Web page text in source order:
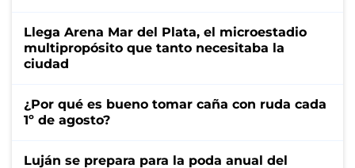
Llega Arena Mar del Plata, el microestadio
multipropósito que tanto necesitaba la
ciudad
¿Por qué es bueno tomar caña con ruda cada
1º de agosto?
Luján se prepara para la poda anual del